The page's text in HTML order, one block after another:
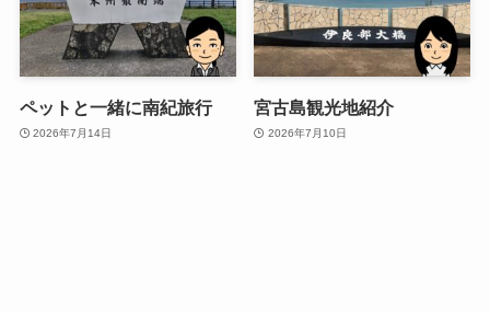
ペットと一緒に南紀旅行
2026年7月14日
宮古島観光地紹介
2026年7月10日